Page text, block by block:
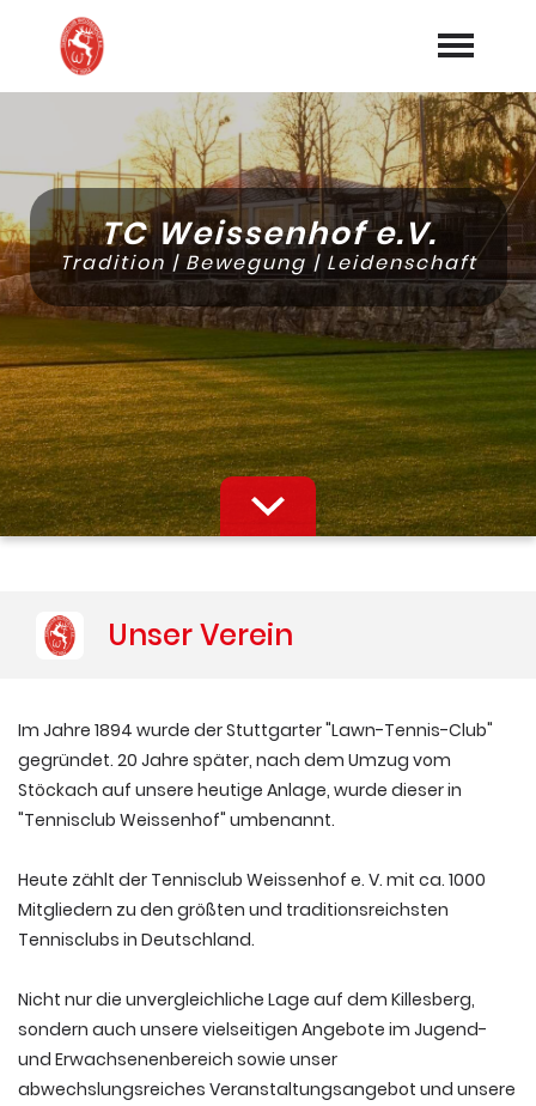
Startseite
Aktuelles
Kurse/Events/Workshop
Vereinskalender
Sport
Allgemeines expand_more
Geschichte
Gastronomie
TC Weissenhof e.V.
Tradition | Bewegung | Leidenschaft
Unser Verein
Im Jahre 1894 wurde der Stuttgarter "Lawn-Tennis-Club"
gegründet. 20 Jahre später, nach dem Umzug vom
Stöckach auf unsere heutige Anlage, wurde dieser in
"Tennisclub Weissenhof" umbenannt.
Heute zählt der Tennisclub Weissenhof e. V. mit ca. 1000
Mitgliedern zu den größten und traditionsreichsten
Tennisclubs in Deutschland.
Nicht nur die unvergleichliche Lage auf dem Killesberg,
sondern auch unsere vielseitigen Angebote im Jugend-
und Erwachsenenbereich sowie unser
abwechslungsreiches Veranstaltungsangebot und unsere